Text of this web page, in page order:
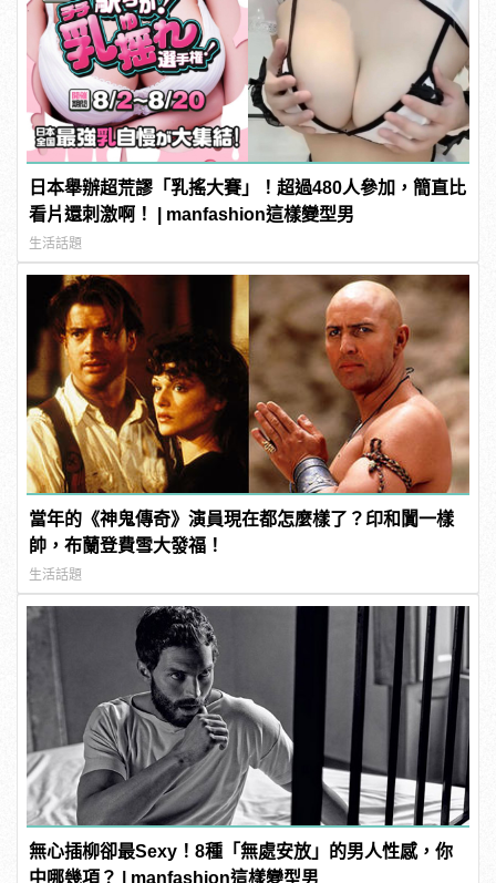
日本舉辦超荒謬「乳搖大賽」！超過480人參加，簡直比
看片還刺激啊！ | manfashion這樣變型男
生活話題
當年的《神鬼傳奇》演員現在都怎麼樣了？印和闐一樣
帥，布蘭登費雪大發福！
生活話題
無心插柳卻最Sexy！8種「無處安放」的男人性感，你
中哪幾項？ | manfashion這樣變型男